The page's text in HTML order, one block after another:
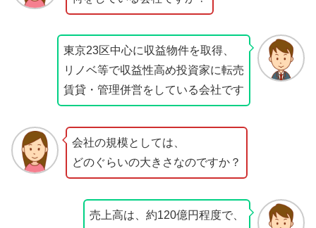
東京23区中心に収益物件を取得、
リノベ等で収益性高め投資家に転売
賃貸・管理併営をしている会社です
会社の規模としては、
どのぐらいの大きさなのですか？
売上高は、約120億円程度で、